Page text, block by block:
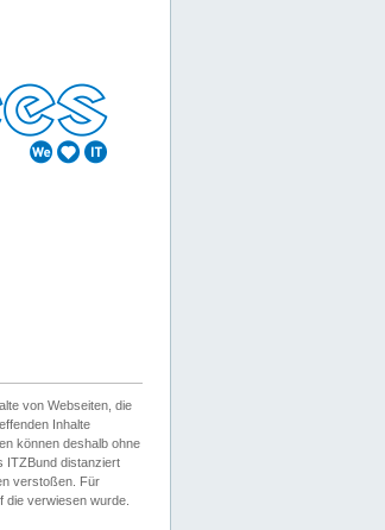
von Webseiten, die
Inhalte
können deshalb ohne
ITZBund distanziert
verstoßen. Für
die verwiesen wurde.